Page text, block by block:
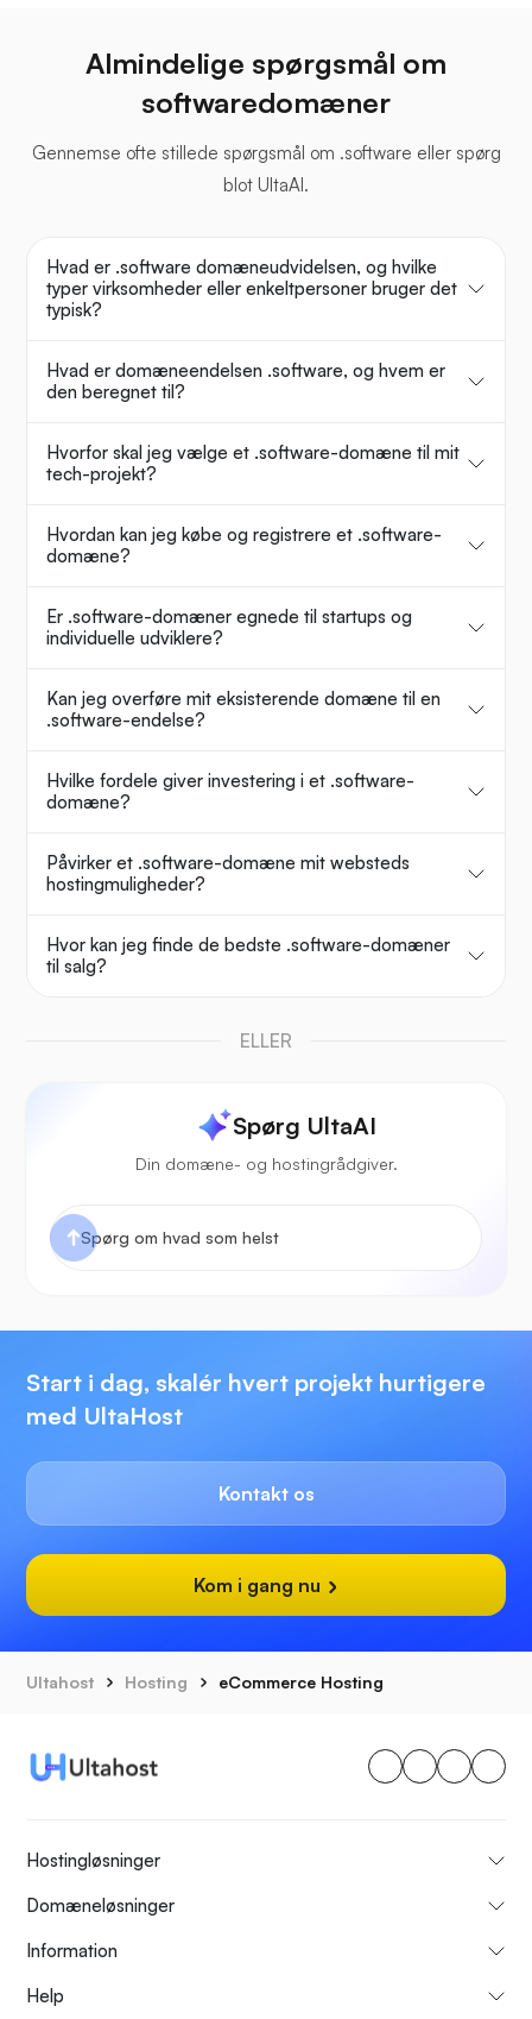
Almindelige spørgsmål om
softwaredomæner
Gennemse ofte stillede spørgsmål om .software eller spørg
blot UltaAI.
Hvad er .software domæneudvidelsen, og hvilke
typer virksomheder eller enkeltpersoner bruger det
typisk?
Hvad er domæneendelsen .software, og hvem er
den beregnet til?
Hvorfor skal jeg vælge et .software-domæne til mit
tech-projekt?
Hvordan kan jeg købe og registrere et .software-
domæne?
Er .software-domæner egnede til startups og
individuelle udviklere?
Kan jeg overføre mit eksisterende domæne til en
.software-endelse?
Hvilke fordele giver investering i et .software-
domæne?
Påvirker et .software-domæne mit websteds
hostingmuligheder?
Hvor kan jeg finde de bedste .software-domæner
til salg?
ELLER
Spørg UltaAI
Din domæne- og hostingrådgiver.
Start i dag, skalér hvert projekt hurtigere
med UltaHost
Kontakt os
Kom i gang nu
Ultahost Hosting eCommerce Hosting
Hostingløsninger
Domæneløsninger
Information
Help